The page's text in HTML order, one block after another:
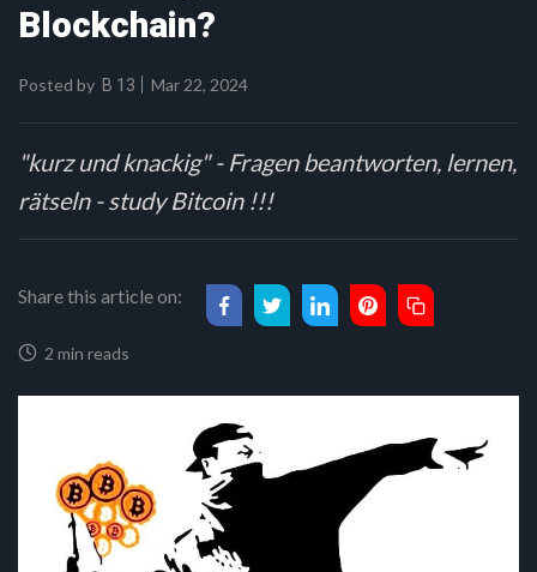
Blockchain?
Posted by B 13 Mar 22, 2024
"kurz und knackig" - Fragen beantworten, lernen,
rätseln - study Bitcoin !!!
Share this article on:
2 min reads